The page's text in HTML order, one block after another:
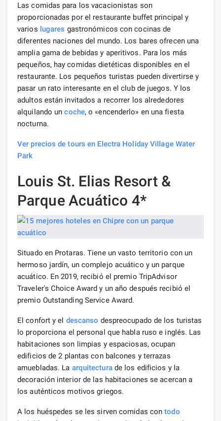
Las comidas para los vacacionistas son
proporcionadas por el restaurante buffet principal y
varios lugares gastronómicos con cocinas de
diferentes naciones del mundo. Los bares ofrecen una
amplia gama de bebidas y aperitivos. Para los más
pequeños, hay comidas dietéticas disponibles en el
restaurante. Los pequeños turistas pueden divertirse y
pasar un rato interesante en el club de juegos. Y los
adultos están invitados a recorrer los alrededores
alquilando uncoche, o «encenderlo» en una fiesta
nocturna.
Ver precios de tours en Electra Holiday Village Water
Park
Louis St. Elias Resort &
Parque Acuático 4*
Situado en Protaras. Tiene un vasto territorio con un
hermoso jardín, un complejo acuático y un parque
acuático. En 2019, recibió el premio TripAdvisor
Traveler's Choice Award y un año después recibió el
premio Outstanding Service Award.
El confort y el descanso despreocupado de los turistas
lo proporciona el personal que habla ruso e inglés. Las
habitaciones son limpias y espaciosas, ocupan
edificios de 2 plantas con balcones y terrazas
amuebladas. La arquitecturade los edificios y la
decoración interior de las habitaciones se acercan a
los auténticos motivos griegos.
A los huéspedes se les sirven comidas contodo